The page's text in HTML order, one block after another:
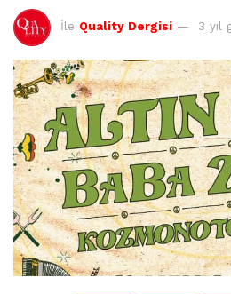
İle Quality Dergisi 3 yıl